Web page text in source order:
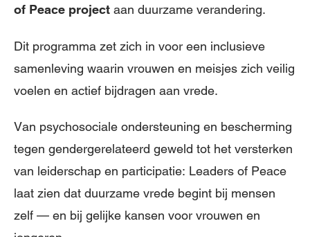
of Peace project aan duurzame verandering.
Dit programma zet zich in voor een inclusieve
samenleving waarin vrouwen en meisjes zich veilig
voelen en actief bijdragen aan vrede.
Van psychosociale ondersteuning en bescherming
tegen gendergerelateerd geweld tot het versterken
van leiderschap en participatie: Leaders of Peace
laat zien dat duurzame vrede begint bij mensen
zelf — en bij gelijke kansen voor vrouwen en